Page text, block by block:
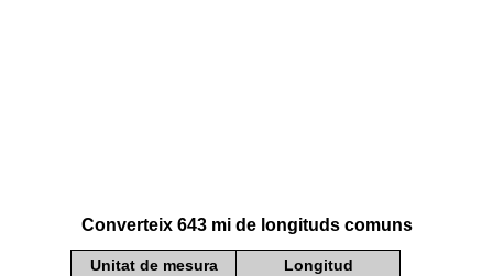
Converteix 643 mi de longituds comuns
Unitat de mesura Longitud